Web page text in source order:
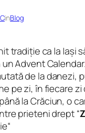
inBlog
tradiție ca la Iași
Advent
de la danezi,
pe zi, în fiecare zi
la Crăciun, o
prieteni drept “Z
“